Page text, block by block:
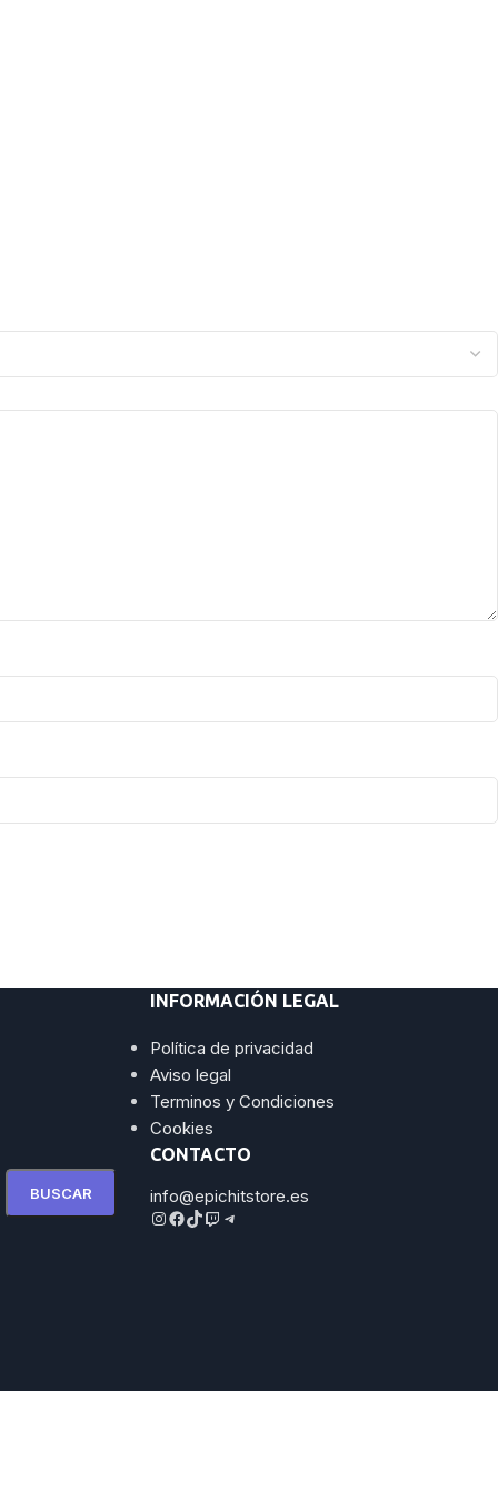
BUSCAR
INFORMACIÓN LEGAL
Política de privacidad
Aviso legal
Terminos y Condiciones
Cookies
CONTACTO
info@epichitstore.es